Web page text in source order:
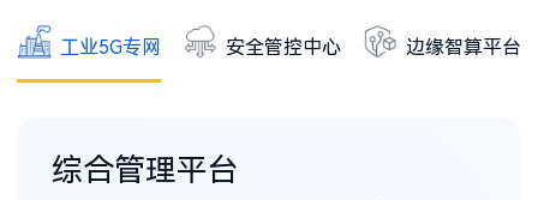
工业5G专网 安全管控中心 边缘智算平台
综合管理平台